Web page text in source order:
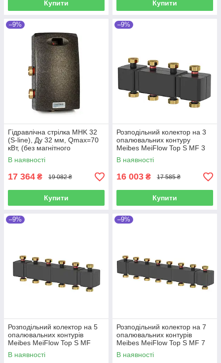
Купити Купити
–9%
Гідравлічна стрілка MHK 32
(S-line), Ду 32 мм, Qmax=70
кВт, (без магнітного
сепаратора (66391.3)
В наявності
17 364 ₴ 19 082 ₴
Купити
–9%
Розподільний колектор на 3
опалювальних контуру
Meibes MeiFlow Top S MF 3
HC Meibes
В наявності
16 003 ₴ 17 585 ₴
Купити
–9%
Розподільний колектор на 5
опалювальних контурів
Meibes MeiFlow Top S MF
5HC Meibes
В наявності
–9%
Розподільний колектор на 7
опалювальних контурів
Meibes MeiFlow Top S MF 7
HC Meibes
В наявності